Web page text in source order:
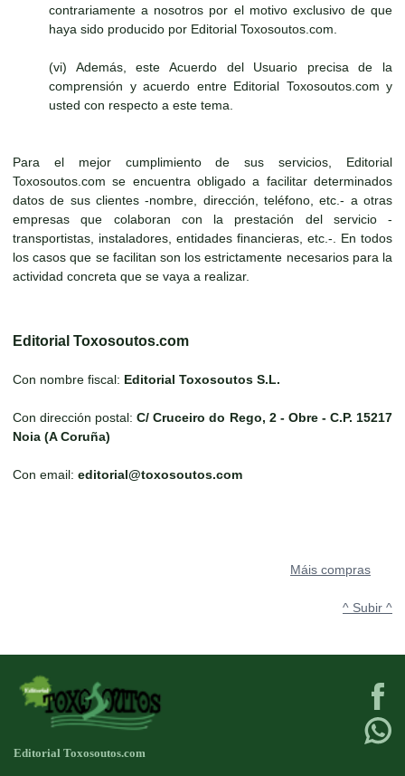
contrariamente a nosotros por el motivo exclusivo de que
haya sido producido por Editorial Toxosoutos.com.
(vi) Además, este Acuerdo del Usuario precisa de la
comprensión y acuerdo entre Editorial Toxosoutos.com y
usted con respecto a este tema.
Para el mejor cumplimiento de sus servicios, Editorial
Toxosoutos.com se encuentra obligado a facilitar determinados
datos de sus clientes -nombre, dirección, teléfono, etc.- a otras
empresas que colaboran con la prestación del servicio -
transportistas, instaladores, entidades financieras, etc.-. En todos
los casos que se facilitan son los estrictamente necesarios para la
actividad concreta que se vaya a realizar.
Editorial Toxosoutos.com
Con nombre fiscal: Editorial Toxosoutos S.L.
Con dirección postal:C/ Cruceiro do Rego, 2 - Obre - C.P. 15217
Noia (A Coruña)
Con email: editorial@toxosoutos.com
Máis compras
^ Subir ^
Editorial Toxosoutos.com